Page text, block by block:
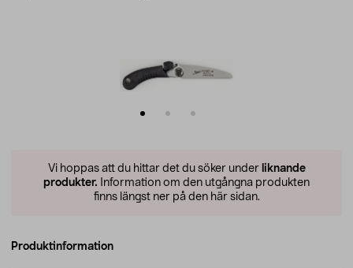
Vi hoppas att du hittar det du söker under liknande
produkter. Information om den utgångna produkten
finns längst ner på den här sidan.
Produktinformation